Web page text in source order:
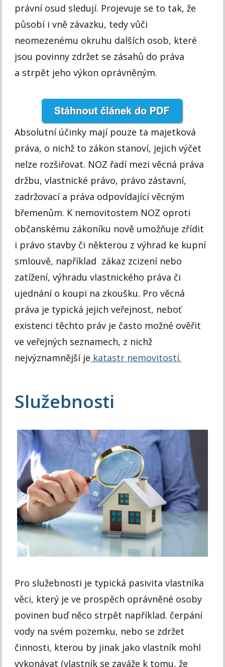
právní osud sledují. Projevuje se to tak, že
působí i vně závazku, tedy vůči
neomezenému okruhu dalších osob, které
jsou povinny zdržet se zásahů do práva
a strpět jeho výkon oprávněným.
Absolutní účinky mají pouze ta majetková
práva, o nichž to zákon stanoví, jejich výčet
nelze rozšiřovat. NOZ řadí mezi věcná práva
držbu, vlastnické právo, právo zástavní,
zadržovací a práva odpovídající věcným
břemenům. K nemovitostem NOZ oproti
občanskému zákoníku nově umožňuje zřídit
i právo stavby či některou z výhrad ke kupní
smlouvě, například zákaz zcizení nebo
zatížení, výhradu vlastnického práva či
ujednání o koupi na zkoušku. Pro věcná
práva je typická jejich veřejnost, neboť
existenci těchto práv je často možné ověřit
ve veřejných seznamech, z nichž
nejvýznamnější je katastr nemovitostí.
Služebnosti
Pro služebnosti je typická pasivita vlastníka
věci, který je ve prospěch oprávněné osoby
povinen buď něco strpět například. čerpání
vody na svém pozemku, nebo se zdržet
činnosti, kterou by jinak jako vlastník mohl
vykonávat (vlastník se zaváže k tomu, že